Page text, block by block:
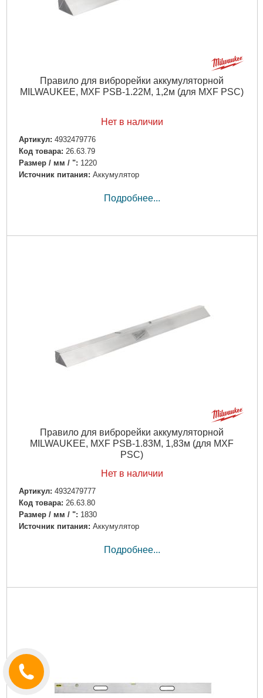
Правило для виброрейки аккумуляторной
MILWAUKEE, MXF PSB-1.22M, 1,2м (для MXF PSC)
Нет в наличии
Артикул: 4932479776
Код товара: 26.63.79
Размер / мм / ": 1220
Источник питания: Аккумулятор
Подробнее...
Правило для виброрейки аккумуляторной
MILWAUKEE, MXF PSB-1.83M, 1,83м (для MXF
PSC)
Нет в наличии
Артикул: 4932479777
Код товара: 26.63.80
Размер / мм / ": 1830
Источник питания: Аккумулятор
Подробнее...